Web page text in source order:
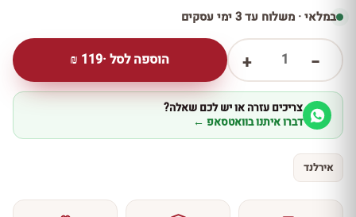
במלאי · משלוח עד 3 ימי עסקים
−
1
+ הוספה לסל ·119
₪
צריכים עזרה או יש לכם שאלה?
דברו איתנו בוואטסאפ ←
אירלנד